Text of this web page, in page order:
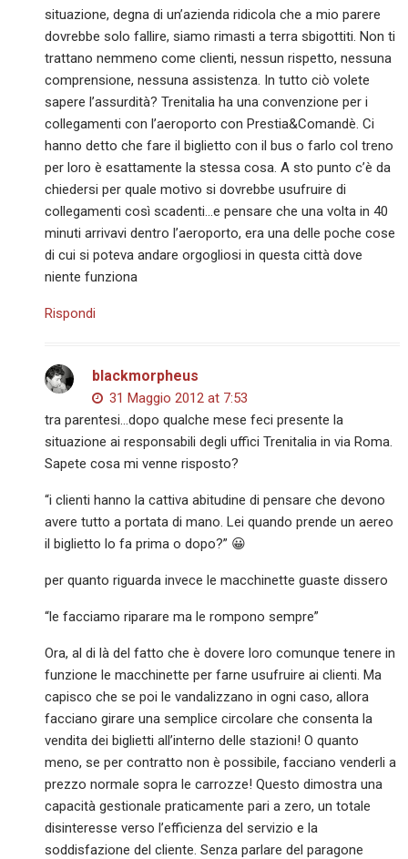
situazione, degna di un’azienda ridicola che a mio parere
dovrebbe solo fallire, siamo rimasti a terra sbigottiti. Non ti
trattano nemmeno come clienti, nessun rispetto, nessuna
comprensione, nessuna assistenza. In tutto ciò volete
sapere l’assurdità? Trenitalia ha una convenzione per i
collegamenti con l’aeroporto con Prestia&Comandè. Ci
hanno detto che fare il biglietto con il bus o farlo col treno
per loro è esattamente la stessa cosa. A sto punto c’è da
chiedersi per quale motivo si dovrebbe usufruire di
collegamenti così scadenti…e pensare che una volta in 40
minuti arrivavi dentro l’aeroporto, era una delle poche cose
di cui si poteva andare orgogliosi in questa città dove
niente funziona
Rispondi
blackmorpheus
31 Maggio 2012 at 7:53
tra parentesi…dopo qualche mese feci presente la
situazione ai responsabili degli uffici Trenitalia in via Roma.
Sapete cosa mi venne risposto?
“i clienti hanno la cattiva abitudine di pensare che devono
avere tutto a portata di mano. Lei quando prende un aereo
il biglietto lo fa prima o dopo?” 😀
per quanto riguarda invece le macchinette guaste dissero
“le facciamo riparare ma le rompono sempre”
Ora, al di là del fatto che è dovere loro comunque tenere in
funzione le macchinette per farne usufruire ai clienti. Ma
capisco che se poi le vandalizzano in ogni caso, allora
facciano girare una semplice circolare che consenta la
vendita dei biglietti all’interno delle stazioni! O quanto
meno, se per contratto non è possibile, facciano venderli a
prezzo normale sopra le carrozze! Questo dimostra una
capacità gestionale praticamente pari a zero, un totale
disinteresse verso l’efficienza del servizio e la
soddisfazione del cliente. Senza parlare del paragone